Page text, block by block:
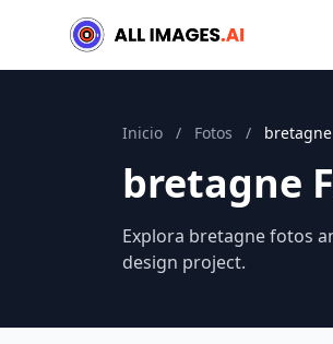
Inicio / Fotos / bretagne
bretagne
Explora bretagne fotos
design project.